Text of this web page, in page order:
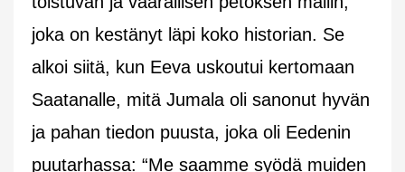
joka on kestänyt läpi koko historian. Se
alkoi siitä, kun Eeva uskoutui kertomaan
Saatanalle, mitä Jumala oli sanonut hyvän
ja pahan tiedon puusta, joka oli Eedenin
puutarhassa: “Me saamme syödä muiden